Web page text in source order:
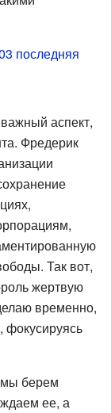
последняя
аспект,
Фредерик
Так вот,
жертвую
временно,
фокусируясь
мы берем
ее, а